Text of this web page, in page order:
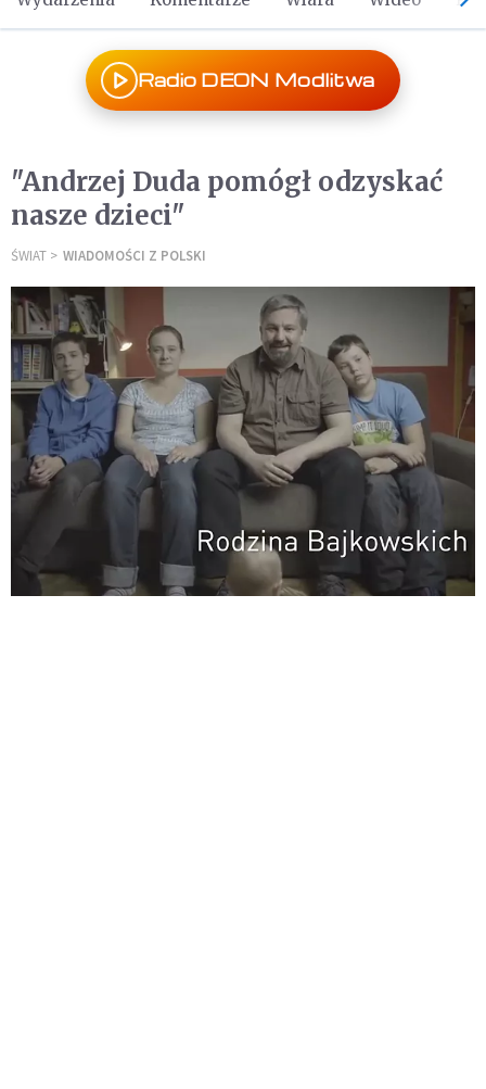
Radio DEON Modlitwa
"Andrzej Duda pomógł odzyskać
nasze dzieci"
ŚWIAT WIADOMOŚCI Z POLSKI